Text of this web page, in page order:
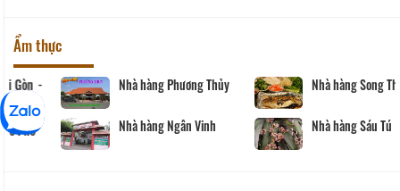
Ẩm thực
Nhà hàng Phương Thủy Nhà hàng Song Thảo
Nhà hàng Ngân Vinh Nhà hàng Sáu Tú